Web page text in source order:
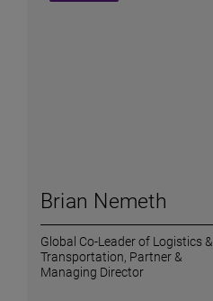
Brian Nemeth
Global Co-Leader of Logistics &
Transportation, Partner &
Managing Director